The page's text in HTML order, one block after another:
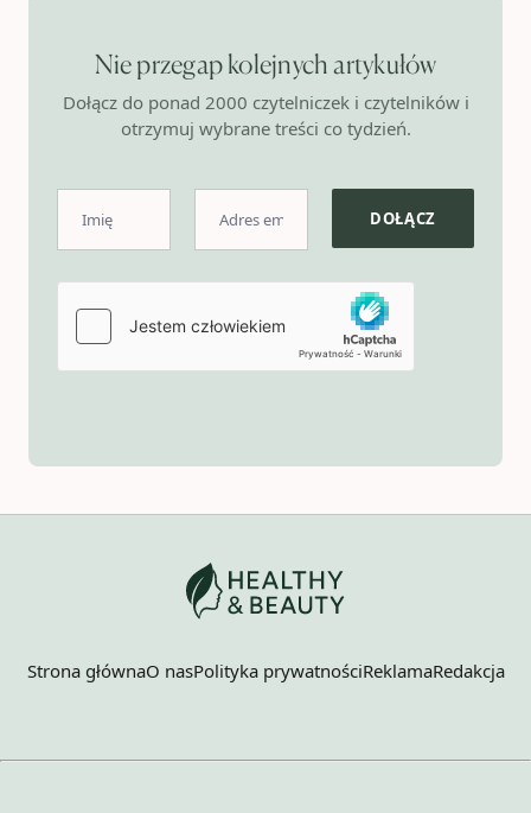
Nie przegap kolejnych artykułów
Dołącz do ponad 2000 czytelniczek i czytelników i
otrzymuj wybrane treści co tydzień.
Strona głównaO nasPolityka prywatnościReklamaRedakcja